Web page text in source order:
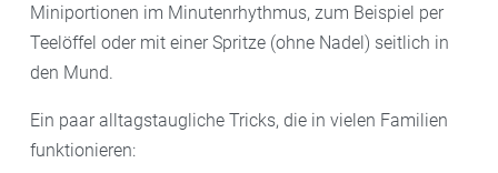
Miniportionen im Minutenrhythmus, zum Beispiel per
Teelöffel oder mit einer Spritze (ohne Nadel) seitlich in
den Mund.
Ein paar alltagstaugliche Tricks, die in vielen Familien
funktionieren: